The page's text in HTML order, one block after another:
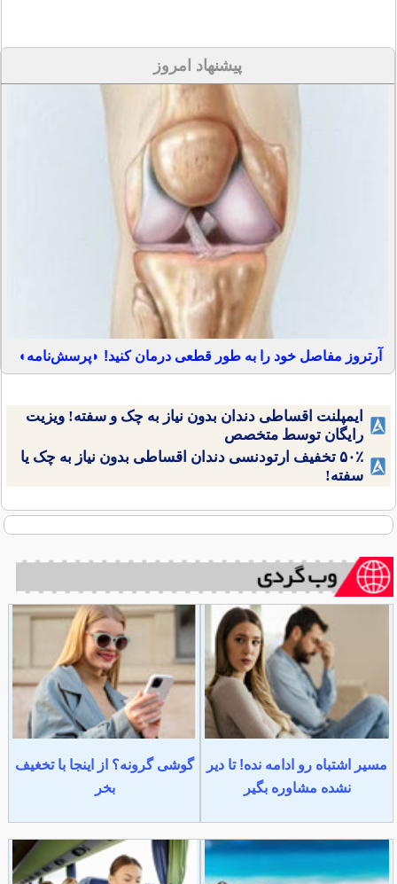
پیشنهاد امروز
آرتروز مفاصل خود را به طور قطعی درمان کنید! ◗پرسش‌نامه◖
ایمپلنت اقساطی دندان بدون نیاز به چک و سفته! ویزیت
رایگان توسط متخصص
۵۰٪ تخفیف ارتودنسی دندان اقساطی بدون نیاز به چک یا
سفته!
مسیر اشتباه رو ادامه نده! تا دیر
نشده مشاوره بگیر
گوشی گرونه؟ از اینجا با تخغیف
بخر